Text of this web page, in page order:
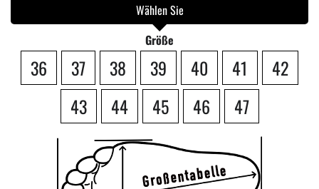
Wählen Sie
Größe
36 37 38 39 40 41
42
43
44 45 46 47